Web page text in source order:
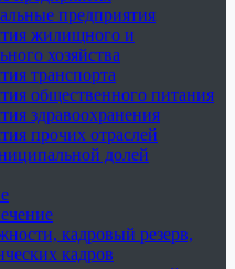
предприятия
жилищного и
хозяйства
транспорта
общественного питания
здравоохранения
прочих отраслей
долей
кадровый резерв,
кадров